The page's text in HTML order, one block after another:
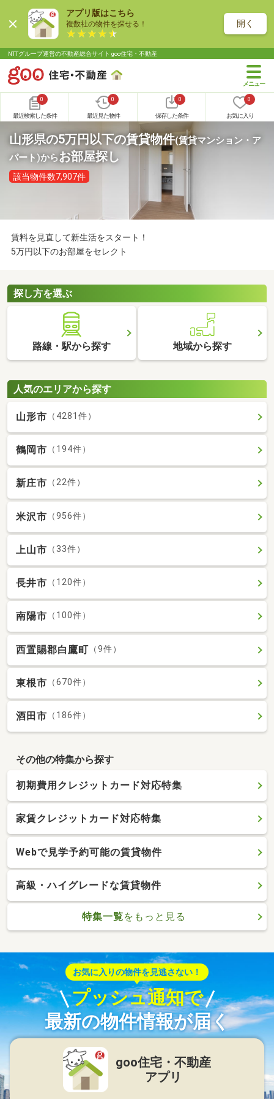
アプリ版はこちら
複数社の物件を探せる！ 開く
NTTグループ運営の不動産総合サイト goo住宅・不動産
0
最近検索した条件
0
最近見た物件
0
保存した条件
0
お気に入り
山形県の5万円以下の賃貸物件(賃貸マンション・ア
パート)からお部屋探し
該当物件数7,907件
賃料を見直して新生活をスタート！
5万円以下のお部屋をセレクト
探し方を選ぶ
路線・駅から探す 地域から探す
人気のエリアから探す
山形市 （4281件）
鶴岡市 （194件）
新庄市 （22件）
米沢市 （956件）
上山市 （33件）
長井市 （120件）
南陽市 （100件）
西置賜郡白鷹町 （9件）
東根市 （670件）
酒田市 （186件）
その他の特集から探す
初期費用クレジットカード対応特集
家賃クレジットカード対応特集
Webで見学予約可能の賃貸物件
高級・ハイグレードな賃貸物件
特集一覧をもっと見る
お気に入りの物件を見逃さない！
プッシュ通知で
最新の物件情報が届く
goo住宅・不動産
アプリ